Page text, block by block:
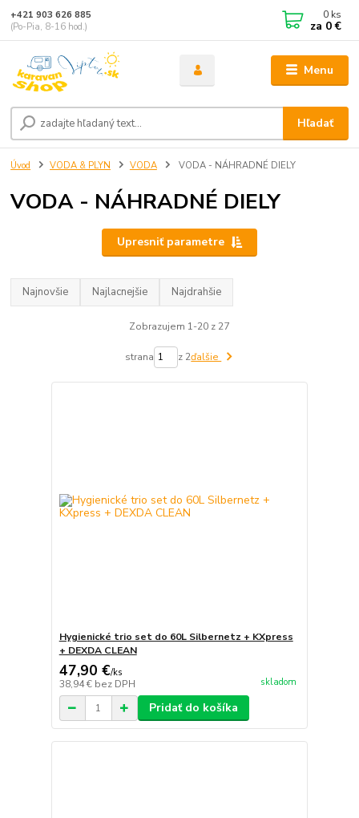
Menu
Hľadať
+421 903 626 885
(Po-Pia, 8-16 hod.)
0 ks
za 0 €
Úvod VODA & PLYN VODA VODA - NÁHRADNÉ DIELY
VODA - NÁHRADNÉ DIELY
Upresniť parametre
Najnovšie Najlacnejšie Najdrahšie
Zobrazujem 1-20 z 27
strana z 2ďalšie
Hygienické trio set do 60L Silbernetz + KXpress
+ DEXDA CLEAN
47,90 €/ks
38,94 € bez DPH skladom
Pridať do košíka